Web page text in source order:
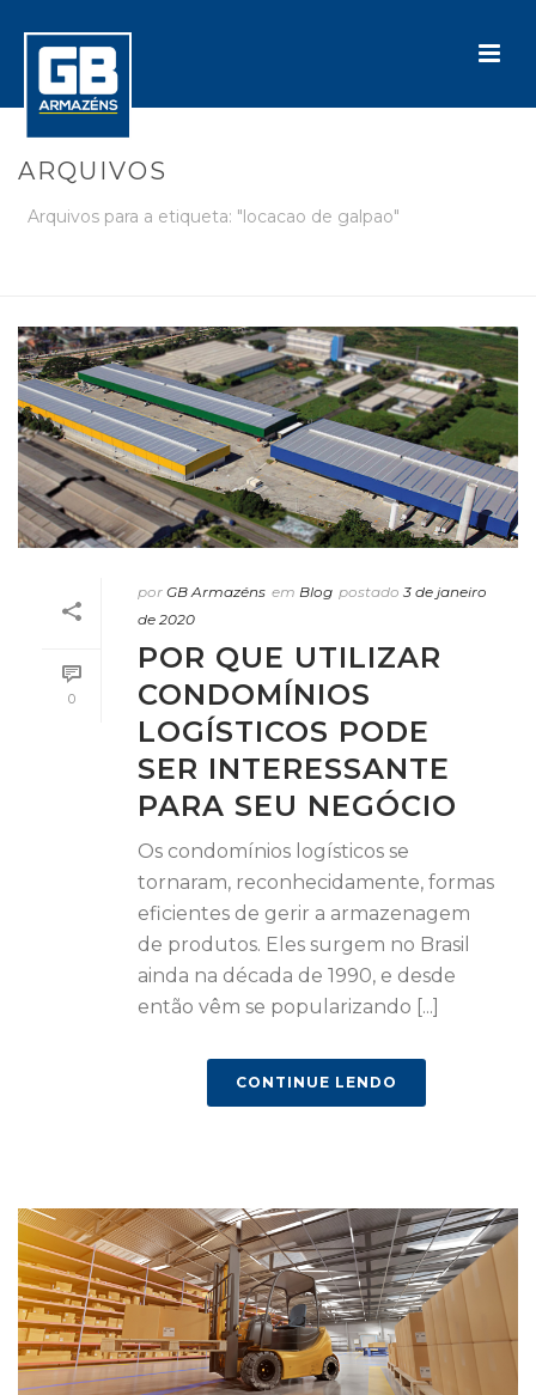
ARQUIVOS
Arquivos para a etiqueta: "locacao de galpao"
0
por GB Armazéns em Blog postado 3 de janeiro
de 2020
POR QUE UTILIZAR
CONDOMÍNIOS
LOGÍSTICOS PODE
SER INTERESSANTE
PARA SEU NEGÓCIO
Os condomínios logísticos se
tornaram, reconhecidamente, formas
eficientes de gerir a armazenagem
de produtos. Eles surgem no Brasil
ainda na década de 1990, e desde
então vêm se popularizando [...]
CONTINUE LENDO